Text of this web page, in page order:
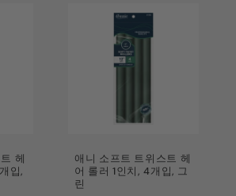
헤
입,
애니 소프트 트위스트 헤
어 롤러 1인치, 4개입, 그
린